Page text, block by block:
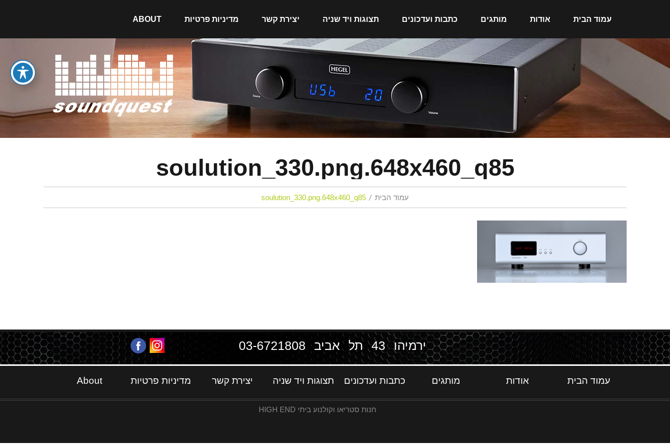
עמוד הבית אודות מותגים כתבות ועדכונים תצוגות ויד שניה יצירת קשר מדיניות פרטיות ABOUT
soulution_330.png.648x460_q85
עמוד הבית soulution_330.png.648x460_q85
ירמיהו 43 תל אביב 03-6721808
עמוד הבית אודות מותגים כתבות ועדכונים תצוגות ויד שניה יצירת קשר מדיניות פרטיות About
חנות סטריאו וקולנוע ביתי HIGH END